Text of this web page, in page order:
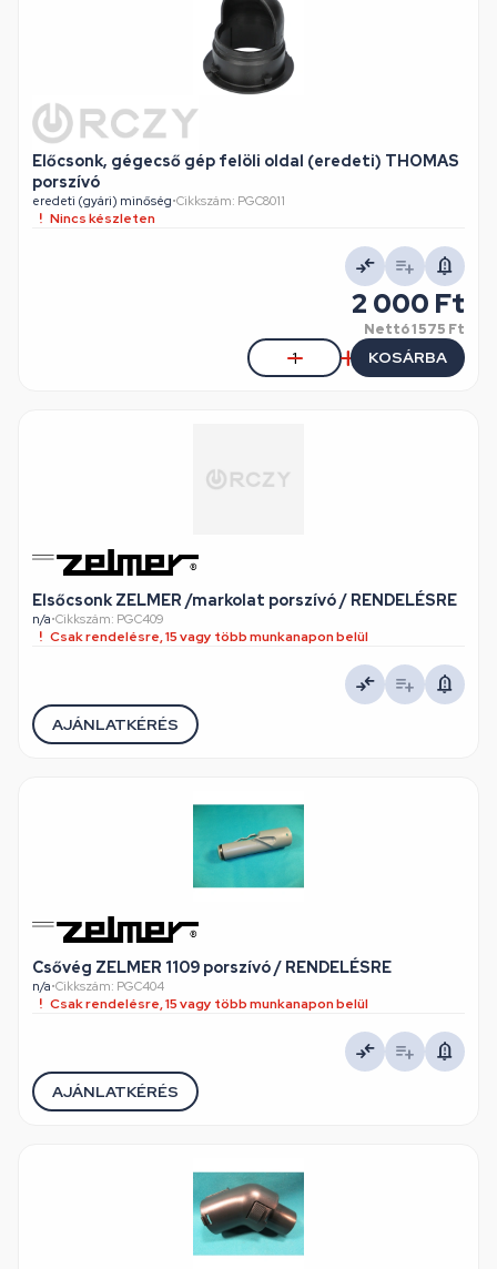
Előcsonk, gégecső gép felöli oldal (eredeti) THOMAS
porszívó
eredeti (gyári) minőség•Cikkszám: PGC8011
Nincs készleten
2 000 Ft
Nettó1 575 Ft
KOSÁRBA
Elsőcsonk ZELMER /markolat porszívó / RENDELÉSRE
n/a•Cikkszám: PGC409
Csak rendelésre, 15 vagy több munkanapon belül
AJÁNLATKÉRÉS
Csővég ZELMER 1109 porszívó / RENDELÉSRE
n/a•Cikkszám: PGC404
Csak rendelésre, 15 vagy több munkanapon belül
AJÁNLATKÉRÉS